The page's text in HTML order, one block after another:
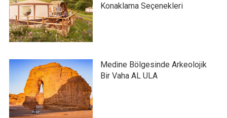
Konaklama Seçenekleri
Medine Bölgesinde Arkeolojik
Bir Vaha AL ULA